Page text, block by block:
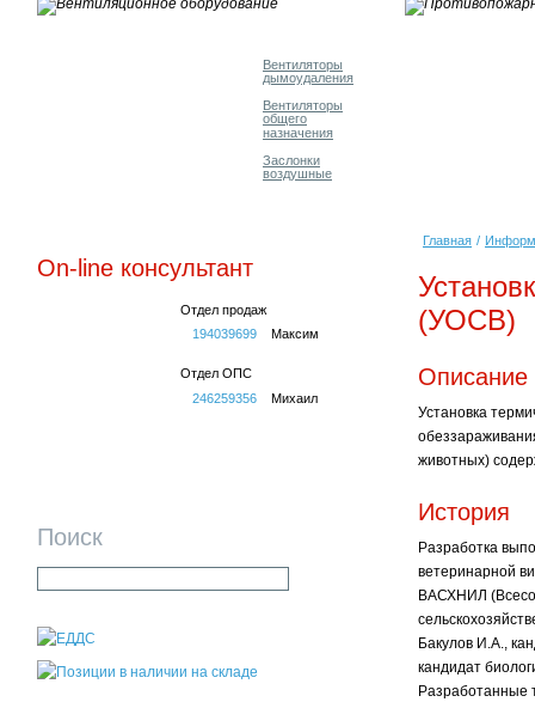
Вентиляторы
дымоудаления
Вентиляторы
общего
назначения
Заслонки
воздушные
On-line консультант
Отдел продаж
194039699
Максим
Отдел ОПС
246259356
Михаил
Поиск
Главная /
(УОСВ)
Описание
Установка
животных)
История
Разработка
ветеринарной
ВАСХНИЛ
Бакулов И.А.,
кандидат
Разработанные